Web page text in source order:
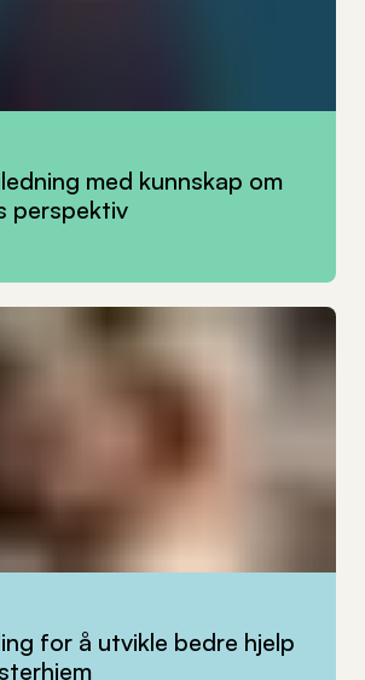
med kunnskap om
perspektiv
for å utvikle bedre hjelp